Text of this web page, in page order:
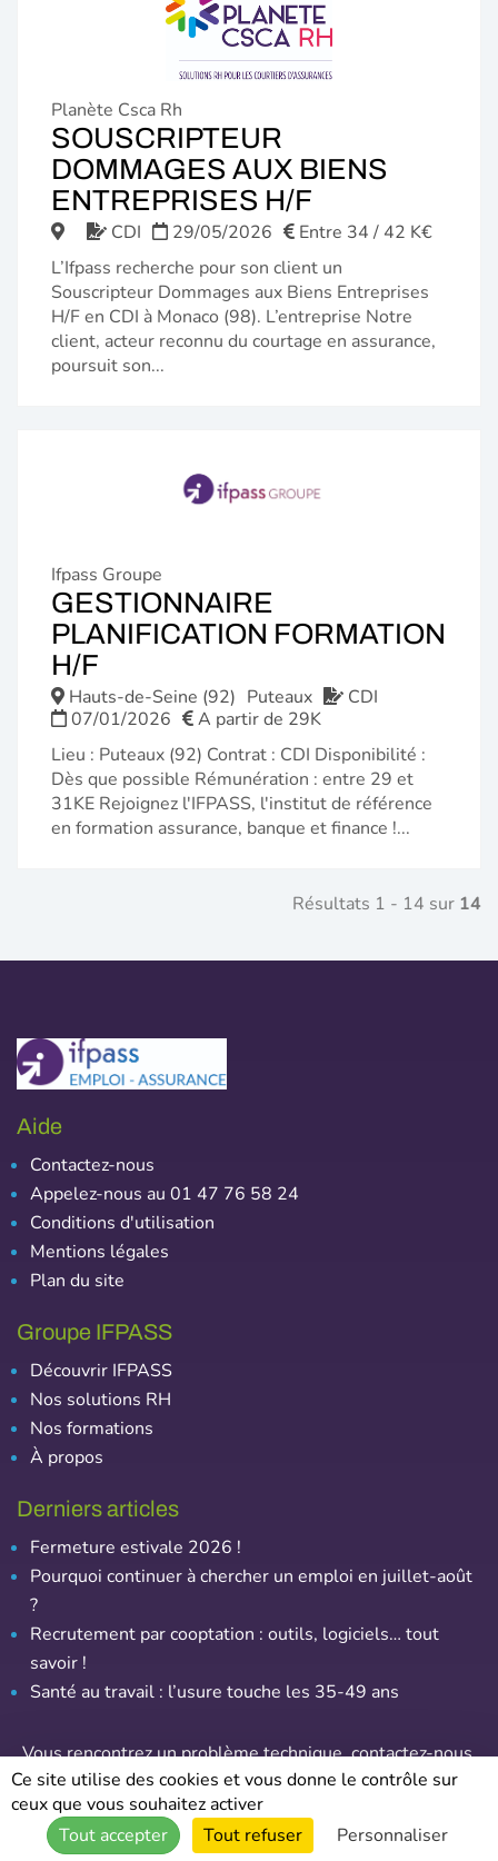
Planète Csca Rh
SOUSCRIPTEUR
DOMMAGES AUX BIENS
ENTREPRISES H/F
FENÊTRE)
CDI 29/05/2026
Entre 34 / 42 K€
L’Ifpass recherche pour son client un
Souscripteur Dommages aux Biens Entreprises
H/F en CDI à Monaco (98). L’entreprise Notre
client, acteur reconnu du courtage en assurance,
poursuit son...
Ifpass Groupe
GESTIONNAIRE
PLANIFICATION FORMATION
H/F
FENÊTRE)
Hauts-de-Seine (92) Puteaux
CDI
07/01/2026
A partir de 29K
Lieu : Puteaux (92) Contrat : CDI Disponibilité :
Dès que possible Rémunération : entre 29 et
31KE Rejoignez l'IFPASS, l'institut de référence
en formation assurance, banque et finance !...
Résultats 1 - 14 sur 14
Aide
Contactez-nous
Appelez-nous au 01 47 76 58 24
Conditions d'utilisation
Mentions légales
Plan du site
Groupe IFPASS
Découvrir IFPASS
Nos solutions RH
Nos formations
À propos
Derniers articles
Fermeture estivale 2026 !
Pourquoi continuer à chercher un emploi en juillet-août
?
Recrutement par cooptation : outils, logiciels… tout
savoir !
Santé au travail : l’usure touche les 35-49 ans
Vous rencontrez un problème technique,contactez-nous.
© Emploi-Assurance – Tous droits réservés
Ce site utilise des cookies et vous donne le contrôle sur
ceux que vous souhaitez activer
Tout accepter
Tout refuser Personnaliser